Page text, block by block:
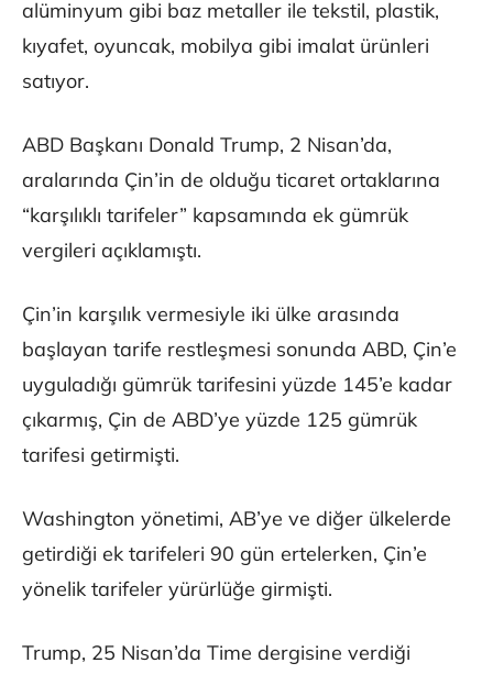
alüminyum gibi baz metaller ile tekstil, plastik,
kıyafet, oyuncak, mobilya gibi imalat ürünleri
satıyor.
ABD Başkanı Donald Trump, 2 Nisan’da,
aralarında Çin’in de olduğu ticaret ortaklarına
“karşılıklı tarifeler” kapsamında ek gümrük
vergileri açıklamıştı.
Çin’in karşılık vermesiyle iki ülke arasında
başlayan tarife restleşmesi sonunda ABD, Çin’e
uyguladığı gümrük tarifesini yüzde 145’e kadar
çıkarmış, Çin de ABD’ye yüzde 125 gümrük
tarifesi getirmişti.
Washington yönetimi, AB’ye ve diğer ülkelerde
getirdiği ek tarifeleri 90 gün ertelerken, Çin’e
yönelik tarifeler yürürlüğe girmişti.
Trump, 25 Nisan’da Time dergisine verdiği